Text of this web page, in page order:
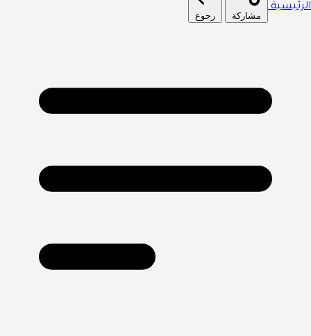
الرئيسية
مشاركة رجوع